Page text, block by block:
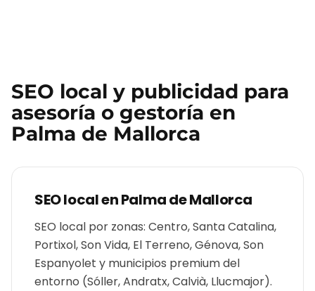
SEO local y publicidad para
asesoría o gestoría en
Palma de Mallorca
SEO local enPalma de Mallorca
SEO local por zonas: Centro, Santa Catalina,
Portixol, Son Vida, El Terreno, Génova, Son
Espanyolet y municipios premium del
entorno (Sóller, Andratx, Calvià, Llucmajor).